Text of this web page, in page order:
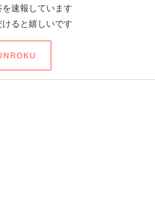
を速報しています
ると嬉しいです